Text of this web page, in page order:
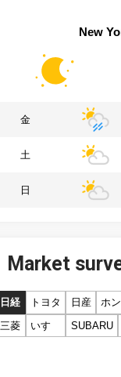
New
金
土
日
Market
日経 トヨタ 日産 ホ
三菱
いすゞ SUBARU